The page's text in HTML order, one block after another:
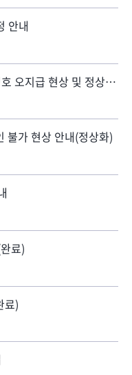
안내
[안내] PvP 시뮬레이션 순위 보상 칭호 오지급 현상 및 정상 지급 안내
불가 현상 안내(정상화)
료)
료)